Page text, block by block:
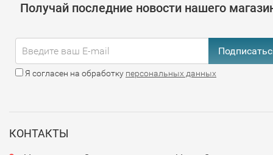
Получай последние новости нашего
Я согласен на обработку персональных данных
КОНТАКТЫ